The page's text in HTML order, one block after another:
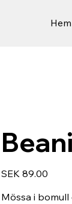
Hem
Price
SEK 89.00
Mössa i